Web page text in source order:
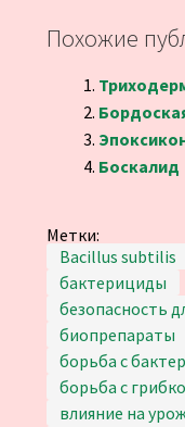
Похожие
Боскалид
Метки:
Bacillus subtilis
бактерициды
безопасность
биопрепараты
борьба с
борьба с
влияние на